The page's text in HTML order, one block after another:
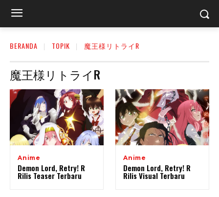
BERANDA TOPIK 魔王様リトライR
魔王様リトライR
Anime
Demon Lord, Retry! R
Rilis Teaser Terbaru
Anime
Demon Lord, Retry! R
Rilis Visual Terbaru